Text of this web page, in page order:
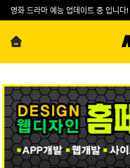
영화 드라마 예능 업데이트 중 입니다!